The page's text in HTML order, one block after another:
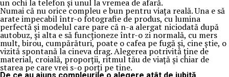
un ochi la telefon și unul la vremea de afară.
Numai că nu orice compleu e bun pentru viața reală. Una e să
arate impecabil într-o fotografie de produs, cu lumina
perfectă și modelul care pare că n-a alergat niciodată după
autobuz, și alta e să funcționeze într-o zi normală, cu mers
mult, birou, cumpărături, poate o cafea pe fugă și, cine știe, o
vizită spontană la cineva drag. Alegerea potrivită ține de
material, croială, proporții, ritmul tău de viață și chiar de
starea pe care vrei s-o porți pe tine.